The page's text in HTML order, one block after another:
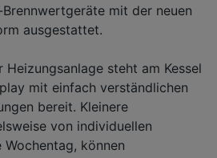
mit der neuen
ausgestattet.
Heizungsanlage steht am Kessel
mit einfach verständlichen
bereit. Kleinere
von individuellen
können